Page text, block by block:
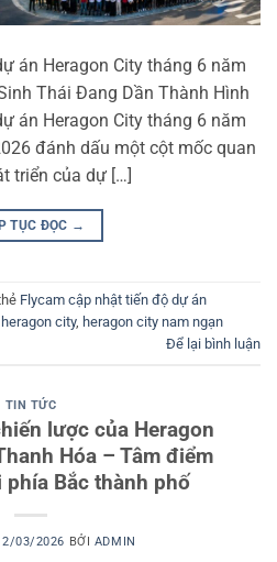
án Heragon City tháng 6 năm
Thái Đang Dần Thành Hình
án Heragon City tháng 6 năm
đánh dấu một cột mốc quan
triển của dự […]
TỤC ĐỌC →
Flycam cập nhật tiến độ dự án
heragon city, heragon city nam ngạn
Để lại bình luận
TIN TỨC
lược của Heragon
Hóa – Tâm điểm
Bắc thành phố
03/2026 BỞI ADMIN